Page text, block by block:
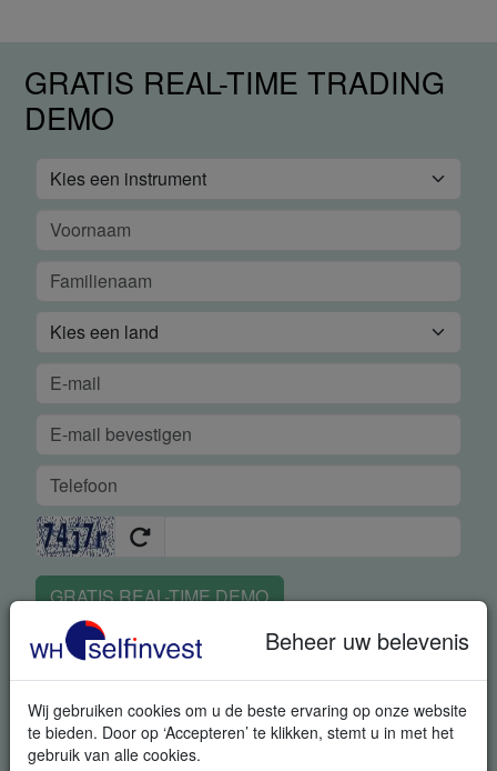
Beheer uw belevenis
Wij gebruiken cookies om u de beste ervaring op onze website
te bieden. Door op ‘Accepteren’ te klikken, stemt u in met het
gebruik van alle cookies.
GRATIS REAL-TIME TRADING
DEMO
GRATIS REAL-TIME DEMO
Met deze aanvraag geeft u ons uitdrukkelijk toestemming om u
afmelden.
Gelieve alle vakken in te vullen. Uw gegevens blijven geheim.